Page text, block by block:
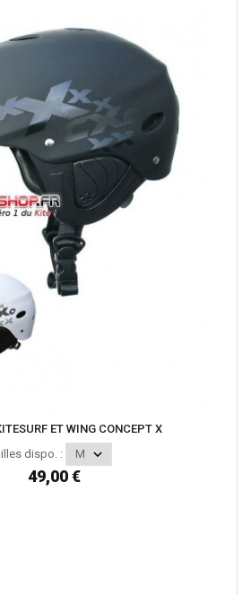
ET WING CONCEPT X
dispo. :
49,00 €